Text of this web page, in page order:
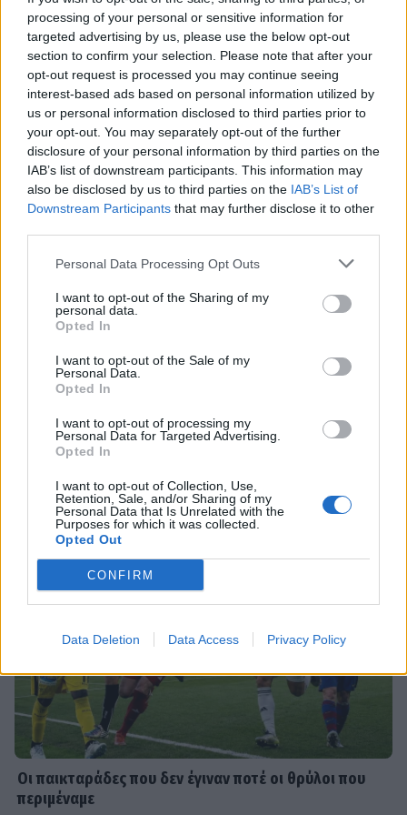
processing of your personal or sensitive information for
targeted advertising by us, please use the below opt-out
section to confirm your selection. Please note that after your
opt-out request is processed you may continue seeing
interest-based ads based on personal information utilized by
us or personal information disclosed to third parties prior to
your opt-out. You may separately opt-out of the further
disclosure of your personal information by third parties on the
IAB’s list of downstream participants. This information may
also be disclosed by us to third parties on the IAB’s List of
Downstream Participants that may further disclose it to other
Personal Data Processing Opt Outs
I want to opt-out of the Sharing of my
personal data.
Opted In
I want to opt-out of the Sale of my
Personal Data.
Opted In
I want to opt-out of processing my
Personal Data for Targeted Advertising.
Opted In
I want to opt-out of Collection, Use,
Retention, Sale, and/or Sharing of my
Personal Data that Is Unrelated with the
Purposes for which it was collected.
Opted Out
CONFIRM
Data Deletion Data Access Privacy Policy
Η συνεργασία με τον Σαββιδάκη
SHOWBIZ
Ειρήνη Νικολοπούλου: «Το Tik Tok
έχει γίνει το σόου όλου του
πλανήτη»
Σακίρα: Αυτές είναι οι 7 τροφές που
την κρατούν «αγέραστη» στα 49
SHOWBIZ
Χριστίνα Τσάφου: «Η Μαριλού θα
είναι πάντα οικογένειά μου»
SHOWBIZ
Daphne Lawrence: «Το πρώτο μου
τραγούδι το έγραψα όταν πήγαινα Ε’
Δημοτικού¬
Μπαμπά σ’ αγαπώ - Ελένη Σακκά: Η
να δημιουργεί χάος
MEDIA
Έλλη Κασόλη: «Έχω τη φιλοσοφία
του «στρατιώτη»
ΟΛΕΣ ΟΙ ΕΙΔΗΣΕΙΣ
DPG NETWORK
Σέρρες: «Δεν ήταν μόνο η ταχύτητα» – Η ανάλυση
πραγματογνώμονα για το σφοδρό δυστύχημα
Οι παικταράδες που δεν έγιναν ποτέ οι θρύλοι που
περιμέναμε